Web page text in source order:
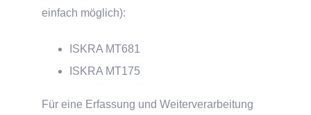
einfach möglich):
ISKRA MT681
ISKRA MT175
Für eine Erfassung und Weiterverarbeitung